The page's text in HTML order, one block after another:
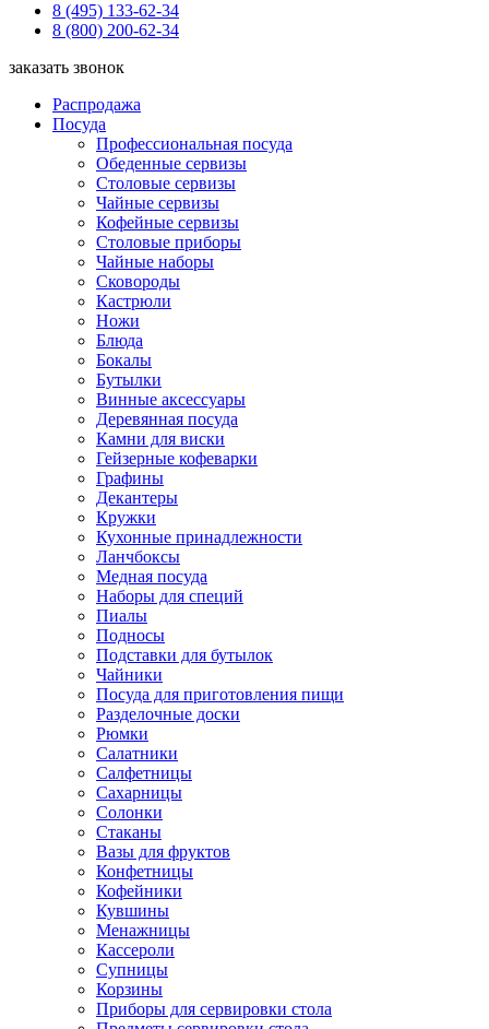
8 (495) 133-62-34
8 (800) 200-62-34
заказать звонок
Распродажа
Посуда
Профессиональная посуда
Обеденные сервизы
Столовые сервизы
Чайные сервизы
Кофейные сервизы
Столовые приборы
Чайные наборы
Сковороды
Кастрюли
Ножи
Блюда
Бокалы
Бутылки
Винные аксессуары
Деревянная посуда
Камни для виски
Гейзерные кофеварки
Графины
Декантеры
Кружки
Кухонные принадлежности
Ланчбоксы
Медная посуда
Наборы для специй
Пиалы
Подносы
Подставки для бутылок
Чайники
Посуда для приготовления пищи
Разделочные доски
Рюмки
Салатники
Салфетницы
Сахарницы
Солонки
Стаканы
Вазы для фруктов
Конфетницы
Кофейники
Кувшины
Менажницы
Кассероли
Супницы
Корзины
Приборы для сервировки стола